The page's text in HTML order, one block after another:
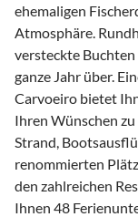
ehemaligen
Atmosphäre.
versteckte Buchten
ganze Jahr über.
Carvoeiro bietet
Ihren Wünschen
Strand,
renommierten
den zahlreichen
Ihnen 48